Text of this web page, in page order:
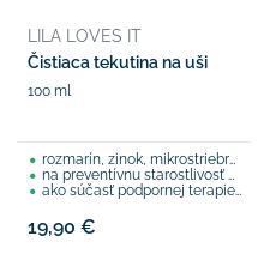
LILA LOVES IT
Čistiaca tekutina na uši
100 ml
rozmarín, zinok, mikrostriebro a levanduľa
na preventívnu starostlivosť o uši, čistí a upokojuje
ako súčasť podpornej terapie pri zápaloch uší
19,90 €